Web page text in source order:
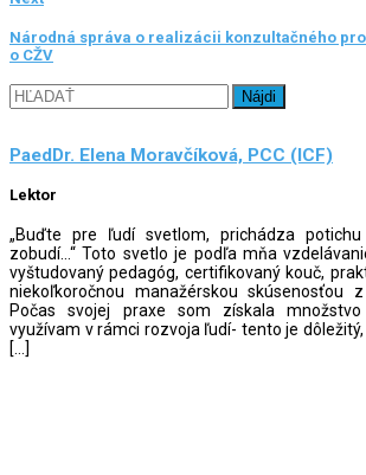
Národná správa o realizácii konzultačného
o CŽV
Hľadať:
PaedDr. Elena Moravčíková, PCC (ICF)
Lektor
„Buďte pre ľudí svetlom, prichádza
zobudí…“ Toto svetlo je podľa mňa
vyštudovaný pedagóg, certifikovaný kouč,
niekoľkoročnou manažérskou skúsenosťou
Počas svojej praxe som získala
využívam v rámci rozvoja ľudí- tento je
[…]